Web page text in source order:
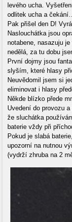
levého ucha.
odlitek ucha a
Pak přišel den D!
Naslouchátka jsou
notabene, nasazuju
nedělá, za tu dobu
První dojmy jsou
slyším, které hlasy
Neuvědomil jsem si
eliminovat i hlasy
Někde blízko přede
Uvedení do provozu
že sluchátka
baterie vždy při
Pokud je slabá
upozorní na nutnou
(vydrží zhruba na 2